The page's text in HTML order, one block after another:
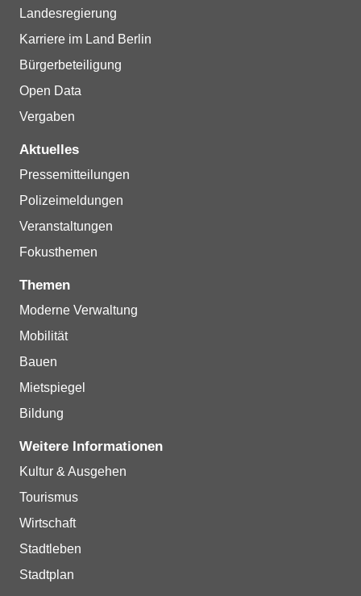
Landesregierung
Karriere im Land Berlin
Bürgerbeteiligung
Open Data
Vergaben
Aktuelles
Pressemitteilungen
Polizeimeldungen
Veranstaltungen
Fokusthemen
Themen
Moderne Verwaltung
Mobilität
Bauen
Mietspiegel
Bildung
Weitere Informationen
Kultur & Ausgehen
Tourismus
Wirtschaft
Stadtleben
Stadtplan